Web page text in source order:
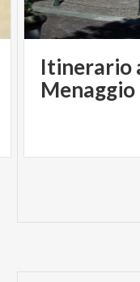
Itinerario
Menaggio